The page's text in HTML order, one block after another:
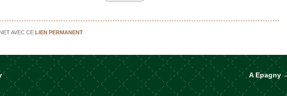
AVEC CELIEN PERMANENT
dans les articles
A Epagny